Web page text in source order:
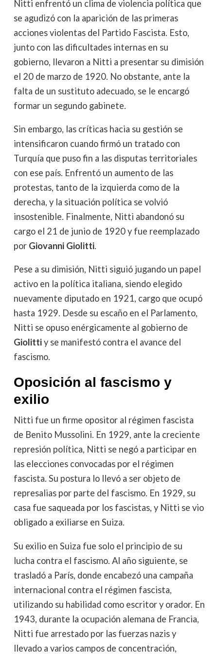
Nitti enfrentó un clima de violencia política que
se agudizó con la aparición de las primeras
acciones violentas del Partido Fascista. Esto,
junto con las dificultades internas en su
gobierno, llevaron a Nitti a presentar su dimisión
el 20 de marzo de 1920. No obstante, ante la
falta de un sustituto adecuado, se le encargó
formar un segundo gabinete.
Sin embargo, las críticas hacia su gestión se
intensificaron cuando firmó un tratado con
Turquía que puso fin a las disputas territoriales
con ese país. Enfrentó un aumento de las
protestas, tanto de la izquierda como de la
derecha, y la situación política se volvió
insostenible. Finalmente, Nitti abandonó su
cargo el 21 de junio de 1920 y fue reemplazado
por Giovanni Giolitti.
Pese a su dimisión, Nitti siguió jugando un papel
activo en la política italiana, siendo elegido
nuevamente diputado en 1921, cargo que ocupó
hasta 1929. Desde su escaño en el Parlamento,
Nitti se opuso enérgicamente al gobierno de
Giolittiy se manifestó contra el avance del
fascismo.
Oposición al fascismo y
exilio
Nitti fue un firme opositor al régimen fascista
de Benito Mussolini. En 1929, ante la creciente
represión política, Nitti se negó a participar en
las elecciones convocadas por el régimen
fascista. Su postura lo llevó a ser objeto de
represalias por parte del fascismo. En 1929, su
casa fue saqueada por los fascistas, y Nitti se vio
obligado a exiliarse en Suiza.
Su exilio en Suiza fue solo el principio de su
lucha contra el fascismo. Al año siguiente, se
trasladó a París, donde encabezó una campaña
internacional contra el régimen fascista,
utilizando su habilidad como escritor y orador. En
1943, durante la ocupación alemana de Francia,
Nitti fue arrestado por las fuerzas nazis y
llevado a varios campos de concentración,